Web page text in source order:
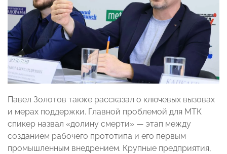
Павел Золотов также рассказал о ключевых вызовах
и мерах поддержки. Главной проблемой для МТК
спикер назвал «долину смерти» — этап между
созданием рабочего прототипа и его первым
промышленным внедрением. Крупные предприятия,